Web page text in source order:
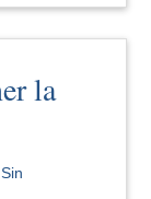
la
Sin